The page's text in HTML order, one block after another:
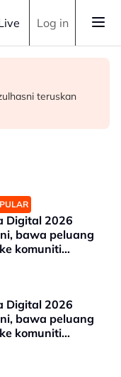
Log in
kerajaan Negeri
masyarakat di
teruskan
Digital 2026
bawa peluang
komuniti
Digital 2026
bawa peluang
komuniti